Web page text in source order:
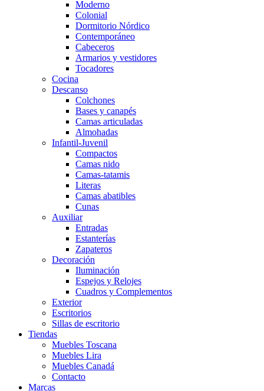
Moderno
Colonial
Dormitorio Nórdico
Contemporáneo
Cabeceros
Armarios y vestidores
Tocadores
Cocina
Descanso
Colchones
Bases y canapés
Camas articuladas
Almohadas
Infantil-Juvenil
Compactos
Camas nido
Camas-tatamis
Literas
Camas abatibles
Cunas
Auxiliar
Entradas
Estanterías
Zapateros
Decoración
Iluminación
Espejos y Relojes
Cuadros y Complementos
Exterior
Escritorios
Sillas de escritorio
Tiendas
Muebles Toscana
Muebles Lira
Muebles Canadá
Contacto
Marcas